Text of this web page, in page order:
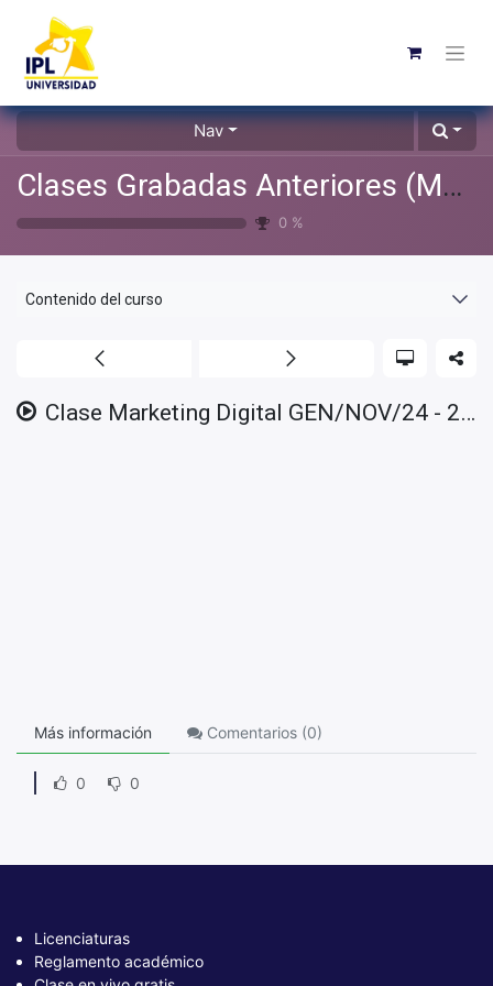
Nav
Clases Grabadas Anteriores (Material de apoyo para alumnos)
0 %
Contenido del curso
Clase Marketing Digital GEN/NOV/24 - 2025/01/28
Más información Comentarios (0)
0 0
Licenciaturas
Reglamento académico